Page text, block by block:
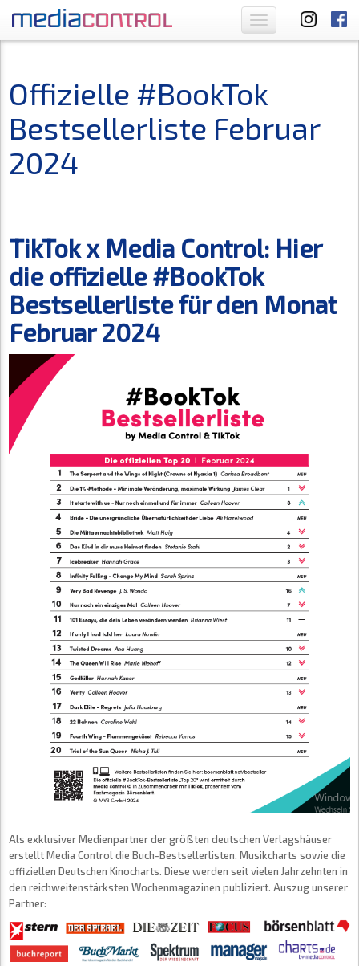
Toggle
navigation
Offizielle #BookTok
Bestsellerliste Februar
2024
TikTok x Media Control: Hier
die offizielle #BookTok
Bestsellerliste für den Monat
Februar 2024
Als exklusiver Medienpartner der größten deutschen Verlagshäuser
erstellt Media Control die Buch-Bestsellerlisten, Musikcharts sowie die
offiziellen Deutschen Kinocharts. Diese werden seit vielen Jahrzehnten in
den reichweitenstärksten Wochenmagazinen publiziert. Auszug unserer
Partner: